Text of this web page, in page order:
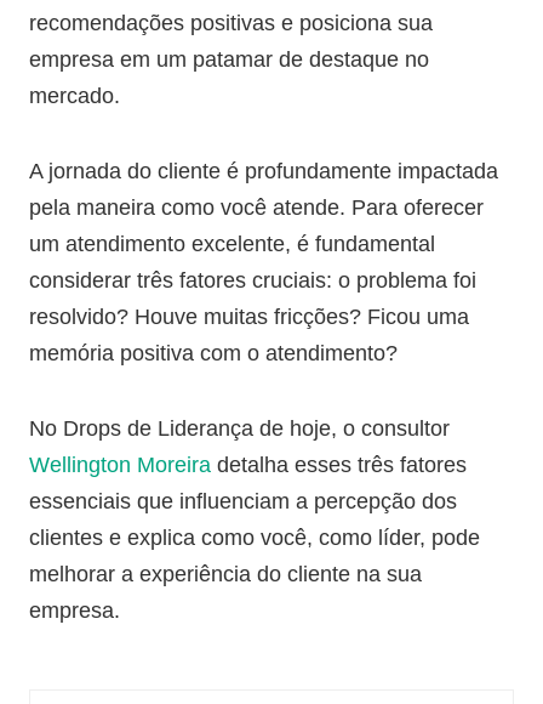
recomendações positivas e posiciona sua
empresa em um patamar de destaque no
mercado.
A jornada do cliente é profundamente impactada
pela maneira como você atende. Para oferecer
um atendimento excelente, é fundamental
considerar três fatores cruciais: o problema foi
resolvido? Houve muitas fricções? Ficou uma
memória positiva com o atendimento?
No Drops de Liderança de hoje, o consultor
Wellington Moreira detalha esses três fatores
essenciais que influenciam a percepção dos
clientes e explica como você, como líder, pode
melhorar a experiência do cliente na sua
empresa.